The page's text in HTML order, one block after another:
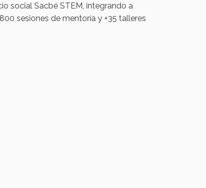
social Sacbé STEM, integrando a
sesiones de mentoría y +35 talleres